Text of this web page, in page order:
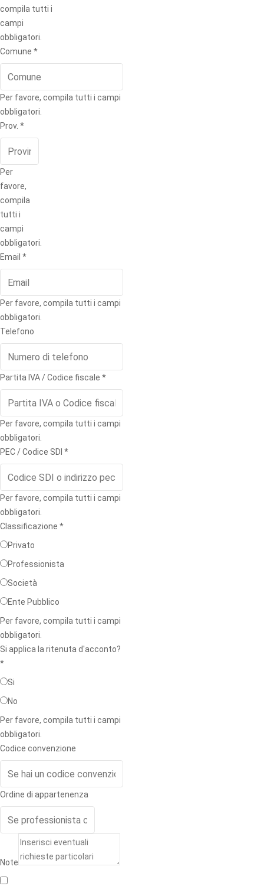
compila tutti i
campi
obbligatori.
Comune *
Per favore, compila tutti i campi
obbligatori.
Prov. *
Per
favore,
compila
tutti i
campi
obbligatori.
Email *
Per favore, compila tutti i campi
obbligatori.
Telefono
Partita IVA / Codice fiscale *
Per favore, compila tutti i campi
obbligatori.
PEC / Codice SDI *
Per favore, compila tutti i campi
obbligatori.
Classificazione *
Privato
Professionista
Società
Ente Pubblico
Per favore, compila tutti i campi
obbligatori.
Si applica la ritenuta d'acconto?
*
Si
No
Per favore, compila tutti i campi
obbligatori.
Codice convenzione
Ordine di appartenenza
Note